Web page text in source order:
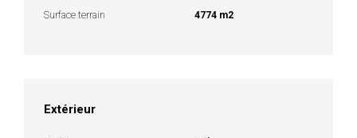
Surface terrain 4774 m2
Extérieur